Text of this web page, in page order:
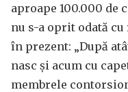
aproape 100.000 de
nu s-a oprit odată
în prezent: „După
nasc și acum cu
membrele